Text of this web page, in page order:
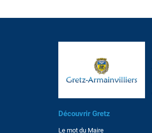
Découvrir Gretz
Le mot du Maire